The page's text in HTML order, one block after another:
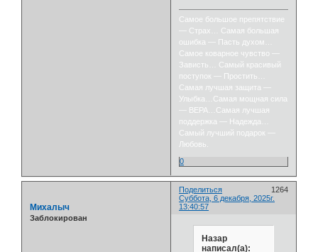
Самое большое препятствие
— Страх… Самая большая
ошибка — Пасть духом…
Самое коварное чувство —
Зависть… Самый красивый
поступок — Простить…
Самая лучшая защита —
Улыбка…Самая мощная сила
— ВЕРА…Самая лучшая
поддержка — Надежда…
Самый лучший подарок —
Любовь.
0
Поделиться
1264
Суббота, 6 декабря, 2025г.
13:40:57
Михалыч
Заблокирован
Назар
написал(а):